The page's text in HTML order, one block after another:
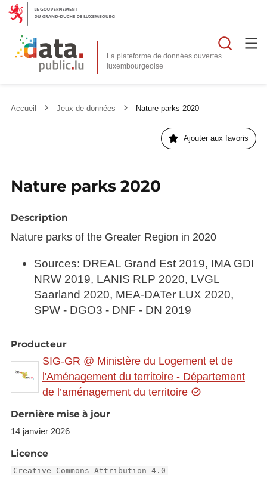
La plateforme de données ouvertes
Accueil Jeux de données Nature parks 2020
Ajouter aux favoris
Nature parks 2020
Description
Nature parks of the Greater Region in 2020
Sources: DREAL Grand Est 2019, IMA GDI
NRW 2019, LANIS RLP 2020, LVGL
Saarland 2020, MEA-DATer LUX 2020,
SPW - DGO3 - DNF - DN 2019
Producteur
SIG-GR @ Ministère du Logement et de
l'Aménagement du territoire - Département
de l’aménagement du territoire
Dernière mise à jour
14 janvier 2026
Licence
Creative Commons Attribution 4.0